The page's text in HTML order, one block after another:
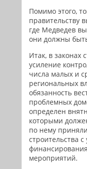
Помимо этого,
правительству
где Медведев
они должны
Итак, в законах
усиление
числа малых и
региональных
обязанность
проблемных
определен
которыми
по нему
строительства
мероприятий.